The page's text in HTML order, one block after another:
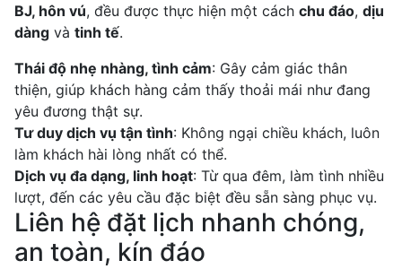
BJ, hôn vú, đều được thực hiện một cách chu đáo, dịu
dàng và tinh tế.
Thái độ nhẹ nhàng, tình cảm: Gây cảm giác thân
thiện, giúp khách hàng cảm thấy thoải mái như đang
yêu đương thật sự.
Tư duy dịch vụ tận tình: Không ngại chiều khách, luôn
làm khách hài lòng nhất có thể.
Dịch vụ đa dạng, linh hoạt: Từ qua đêm, làm tình nhiều
lượt, đến các yêu cầu đặc biệt đều sẵn sàng phục vụ.
Liên hệ đặt lịch nhanh chóng,
an toàn, kín đáo